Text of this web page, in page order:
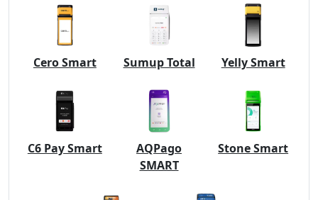
Cero Smart Sumup Total Yelly Smart
C6 Pay Smart
AQPago
SMART
Stone Smart